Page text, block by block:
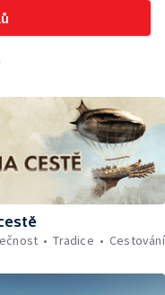
Tradice Cestování